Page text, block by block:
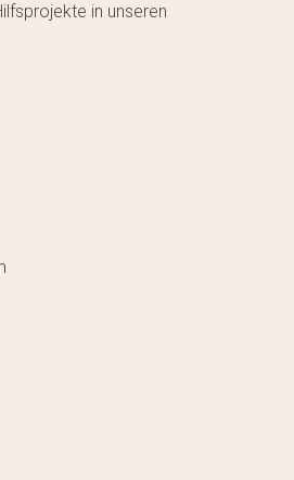
in unseren